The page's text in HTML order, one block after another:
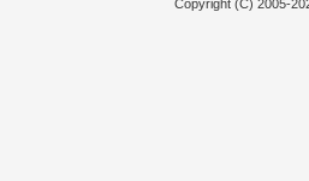
Copyright (C) 2005-